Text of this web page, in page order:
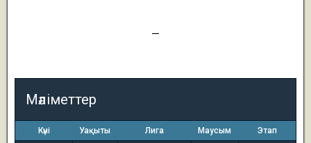
—
Мәліметтер
Күні Уақыты Лига Маусым Этап